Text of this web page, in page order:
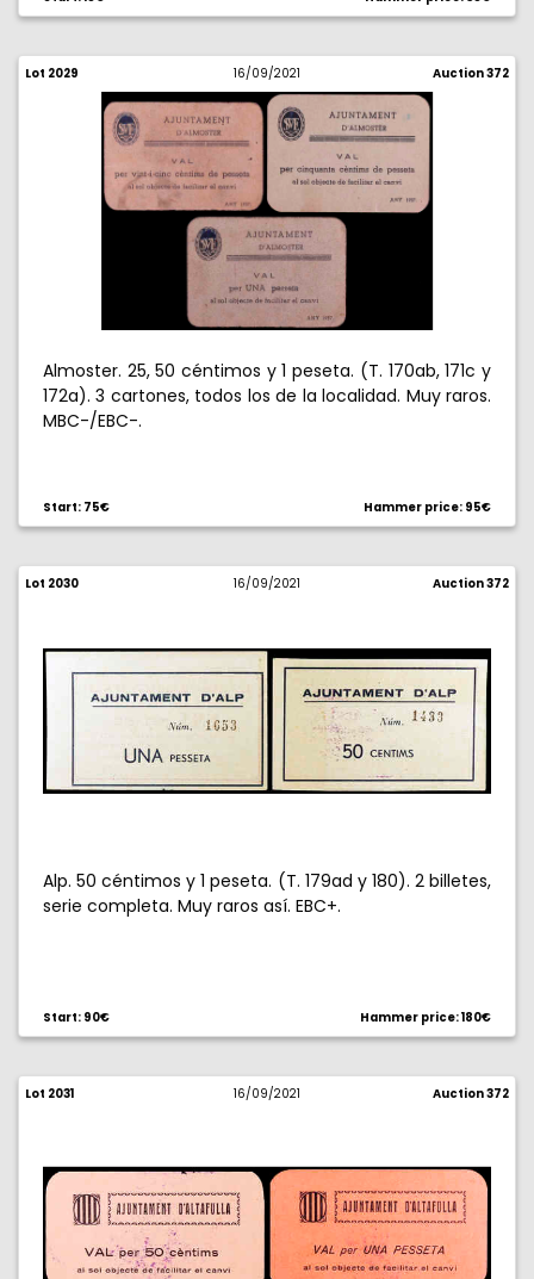
Lot 2029 16/09/2021 Auction 372
Almoster. 25, 50 céntimos y 1 peseta. (T. 170ab, 171c y
172a). 3 cartones, todos los de la localidad. Muy raros.
MBC-/EBC-.
Start: 75€ Hammer price: 95€
Lot 2030 16/09/2021 Auction 372
Alp. 50 céntimos y 1 peseta. (T. 179ad y 180). 2 billetes,
serie completa. Muy raros así. EBC+.
Start: 90€ Hammer price: 180€
Lot 2031 16/09/2021 Auction 372